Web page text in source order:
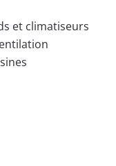
et climatiseurs